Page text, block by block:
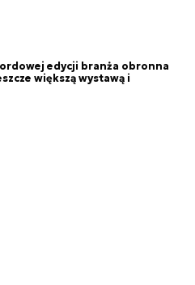
edycji branża obronna
większą wystawą i